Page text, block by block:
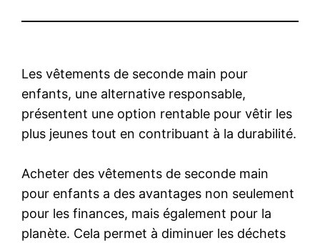
Les vêtements de seconde main pour
enfants, une alternative responsable,
présentent une option rentable pour vêtir les
plus jeunes tout en contribuant à la durabilité.
Acheter des vêtements de seconde main
pour enfants a des avantages non seulement
pour les finances, mais également pour la
planète. Cela permet à diminuer les déchets